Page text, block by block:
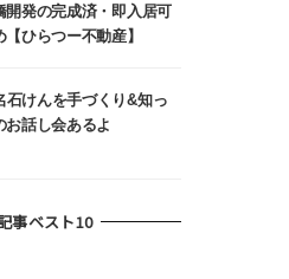
開発の完成済・即入居可
ひらつー不動産】
石けんを手づくり&知っ
お話し会あるよ
事ベスト10